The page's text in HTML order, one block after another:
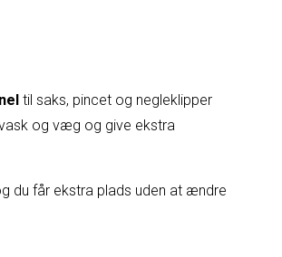
til saks, pincet og negleklipper
og væg og give ekstra
du får ekstra plads uden at ændre